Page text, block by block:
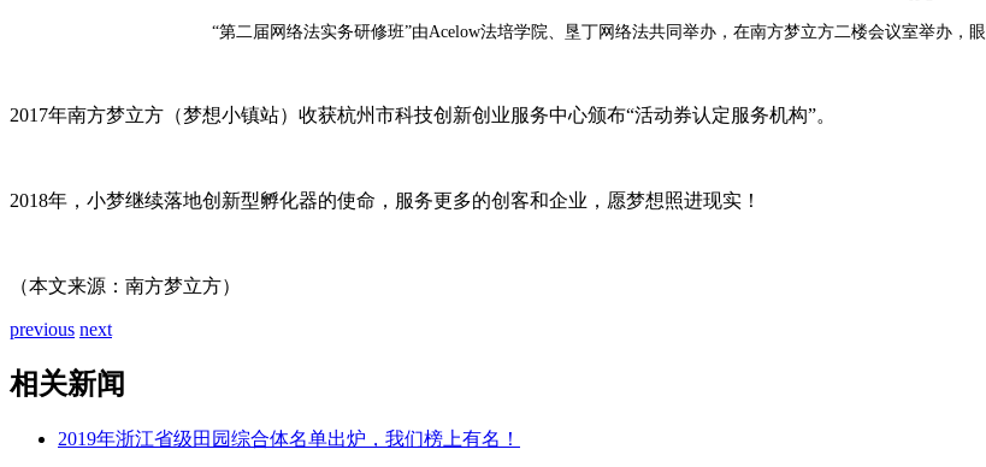
“第二届网络法实务研修班”由Acelow法培学院、垦丁网络法共同举办，在南方梦立方二楼会议室举办，
2017年南方梦立方（梦想小镇站）收获杭州市科技创新创业服务中心颁布“活动券认定服务机构”。
2018年，小梦继续落地创新型孵化器的使命，服务更多的创客和企业，愿梦想照进现实！
（本文来源：南方梦立方）
previous next
相关新闻
2019年浙江省级田园综合体名单出炉，我们榜上有名！